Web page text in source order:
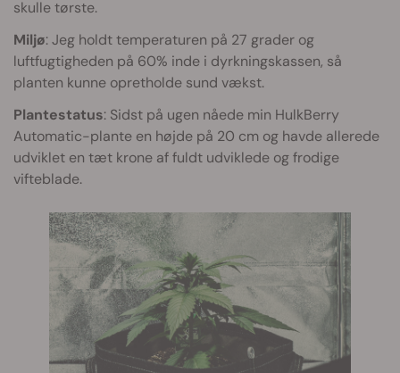
skulle tørste.
Miljø: Jeg holdt temperaturen på 27 grader og
luftfugtigheden på 60% inde i dyrkningskassen, så
planten kunne opretholde sund vækst.
Plantestatus: Sidst på ugen nåede min HulkBerry
Automatic-plante en højde på 20 cm og havde allerede
udviklet en tæt krone af fuldt udviklede og frodige
vifteblade.